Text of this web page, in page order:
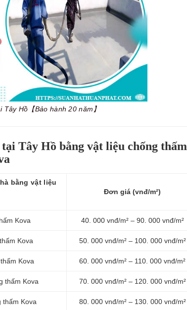
Hồ【Bảo hành 20 năm】
Tây Hồ bằng vật liệu chống thấm
bằng vật liệu
Đơn giá (vnđ/m²)
Kova 40. 000 vnđ/m² – 90. 000 vnđ/m²
Kova 50. 000 vnđ/m² – 100. 000 vnđ/m²
Kova 60. 000 vnđ/m² – 110. 000 vnđ/m²
thấm Kova 70. 000 vnđ/m² – 120. 000 vnđ/m²
thấm Kova 80. 000 vnđ/m² – 130. 000 vnđ/m²